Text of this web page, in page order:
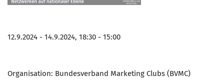
12.9.2024 - 14.9.2024, 18:30 - 15:00
Organisation: Bundesverband Marketing Clubs (BVMC)